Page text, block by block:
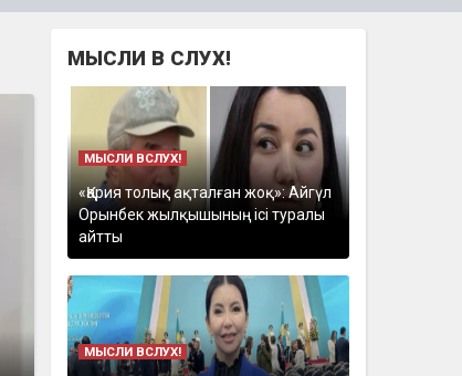
МЫСЛИ В СЛУХ!
МЫСЛИ ВСЛУХ!
«Қария толық ақталған жоқ»: Айгүл
Орынбек жылқышының ісі туралы
айтты
МЫСЛИ ВСЛУХ!